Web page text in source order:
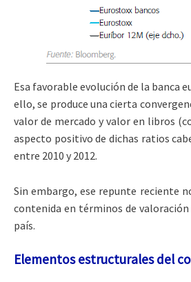
Esa favorable evolución de la banca
ello, se produce una cierta
valor de mercado y valor en libros
aspecto positivo de dichas ratios
entre 2010 y 2012.
Sin embargo, ese repunte reciente
contenida en términos de
país.
Elementos estructurales del